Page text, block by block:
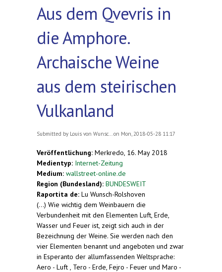
Aus dem Qvevris in
die Amphore.
Archaische Weine
aus dem steirischen
Vulkanland
Submitted by Louis von Wunsc... on Mon, 2018-05-28 11:17
Veröffentlichung: Merkredo, 16. May 2018
Medientyp: Internet-Zeitung
Medium: wallstreet-online.de
Region (Bundesland): BUNDESWEIT
Raportita de: Lu Wunsch-Rolshoven
(...) Wie wichtig dem Weinbauern die
Verbundenheit mit den Elementen Luft, Erde,
Wasser und Feuer ist, zeigt sich auch in der
Bezeichnung der Weine. Sie werden nach den
vier Elementen benannt und angeboten und zwar
in Esperanto der allumfassenden Weltsprache:
Aero - Luft , Tero - Erde, Fejro - Feuer und Maro -